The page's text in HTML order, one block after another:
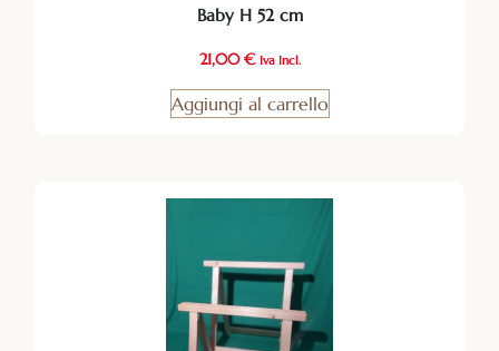
Baby H 52 cm
21,00€ Iva Incl.
Aggiungi al carrello